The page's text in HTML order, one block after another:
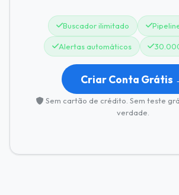
Buscador ilimitado
Alertas automáticos
Criar Conta Grátis
Sem cartão de crédito. Sem teste
verdade.